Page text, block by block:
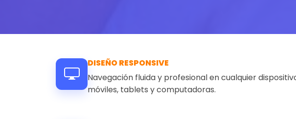
DISEÑO RESPONSIVE
Navegación fluida y profesional en cualquier
móviles, tablets y computadoras.